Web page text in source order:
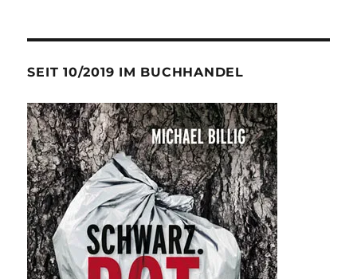
SEIT 10/2019 IM BUCHHANDEL